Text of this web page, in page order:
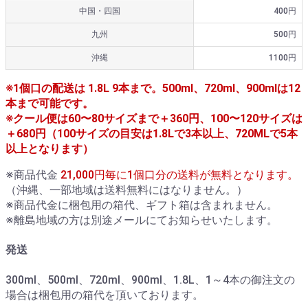
中国・四国 400円
九州 500円
沖縄 1100円
※1個口の配送は 1.8L 9本まで。500ml、720ml、900mlは12
本まで可能です。
※クール便は60〜80サイズまで＋360円、100〜120サイズは
＋680円（100サイズの目安は1.8Lで3本以上、720MLで5本
以上となります）
※商品代金 21,000円毎に1個口分の送料が無料となります。
（沖縄、一部地域は送料無料にはなりません。）
※商品代金に梱包用の箱代、ギフト箱は含まれません。
※離島地域の方は別途メールにてお知らせいたします。
発送
300ml、500ml、720ml、900ml、1.8L、1～4本の御注文の
場合は梱包用の箱代を頂いております。